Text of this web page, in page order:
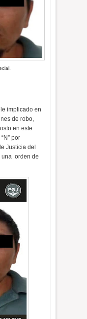
implicado en
de robo,
en este
por
Justicia del
una orden de